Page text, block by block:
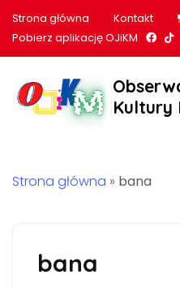
Strona główna Kontakt
Pobierz aplikację OJiKM
Kultury
Strona główna » bana
bana